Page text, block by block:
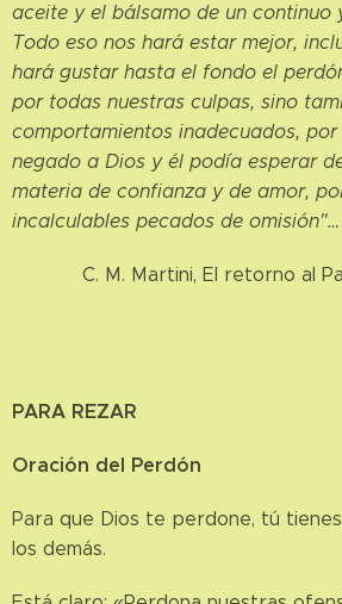
aceite y el bálsamo de un continuo
Todo eso nos hará estar mejor,
hará gustar hasta el fondo el
por todas nuestras culpas, sino
comportamientos inadecuados,
negado a Dios y él podía esperar
materia de confianza y de amor,
incalculables pecados de omisión"…
C. M. Martini, El retorno al
PARA REZAR
Oración del Perdón
Para que Dios te perdone, tú
los demás.